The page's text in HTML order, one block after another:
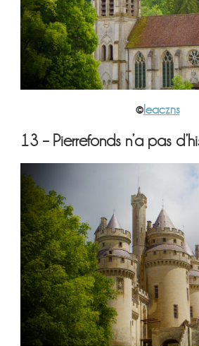
©leaczns
13 – Pierrefonds n’a pas